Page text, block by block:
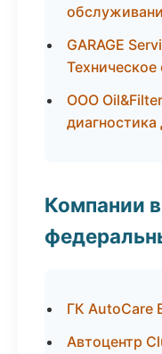
GARAGE
ООО
Компании
ГК AutoCare
Автоцентр